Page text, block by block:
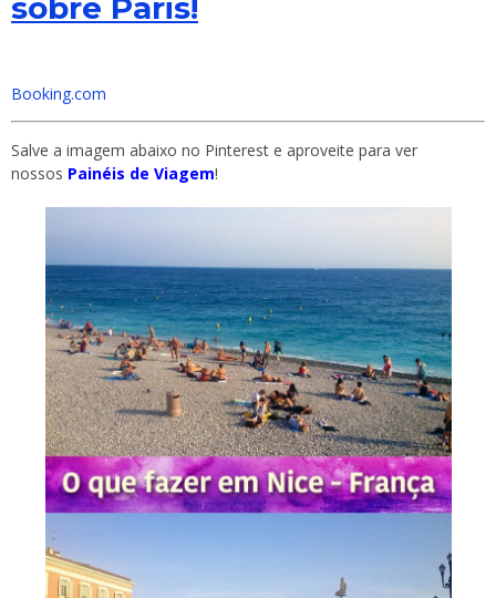
sobre Paris!
Booking.com
Salve a imagem abaixo no Pinterest e aproveite para ver
nossos Painéis de Viagem!